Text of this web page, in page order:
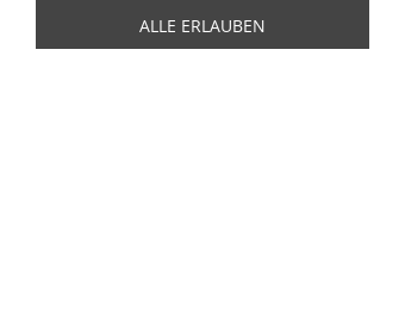
Artikelnummer:
20510
ALLE ERLAUBEN